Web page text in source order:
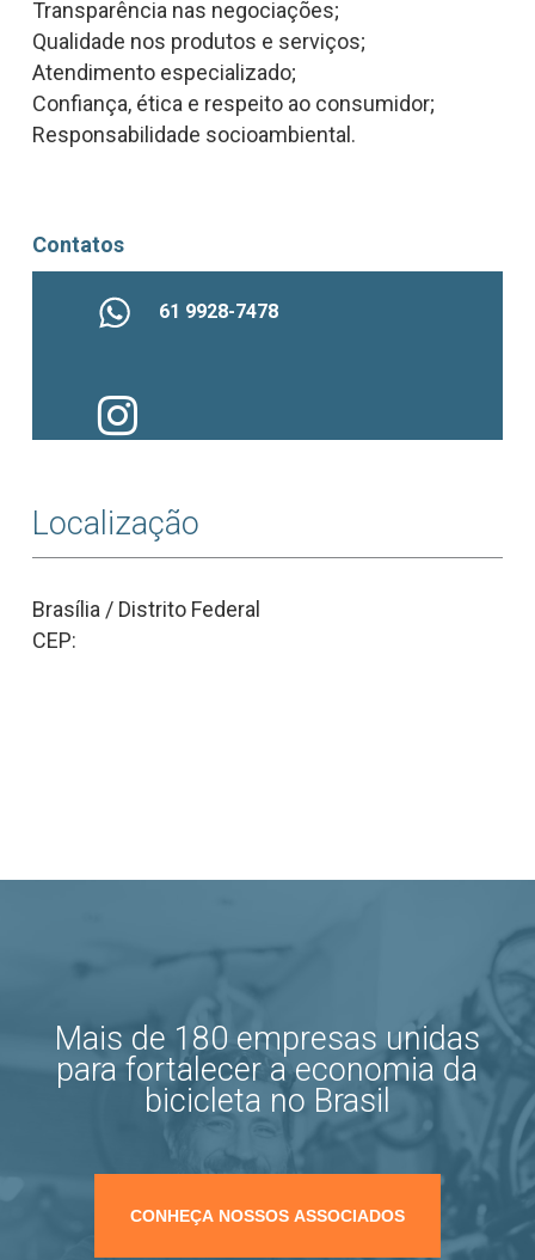
Transparência nas negociações;
Qualidade nos produtos e serviços;
Atendimento especializado;
Confiança, ética e respeito ao consumidor;
Responsabilidade socioambiental.
Contatos
61 9928-7478
Localização
Brasília / Distrito Federal
CEP:
Mais de 180 empresas unidas
para fortalecer a economia da
bicicleta no Brasil
CONHEÇA NOSSOS ASSOCIADOS